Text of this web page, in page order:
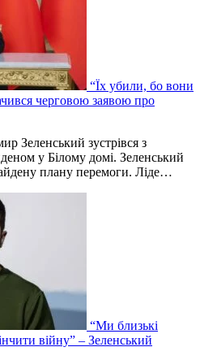
“Їх убили, бо вони
черговою заявою про
Зеленський зустрівся з
у Білому домі. Зеленський
плану перемоги. Ліде…
“Ми близькі
війну” – Зеленський